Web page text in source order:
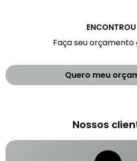
Faça seu
Quero meu
Nossos